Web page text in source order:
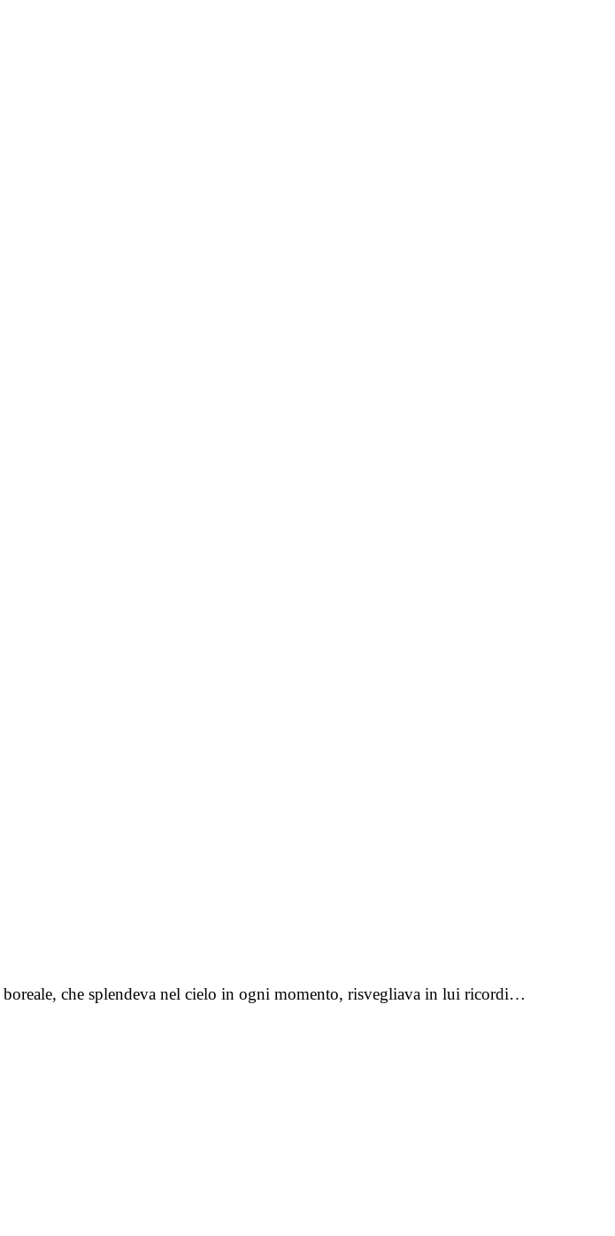
che splendeva nel cielo in ogni momento, risvegliava in lui ricordi…